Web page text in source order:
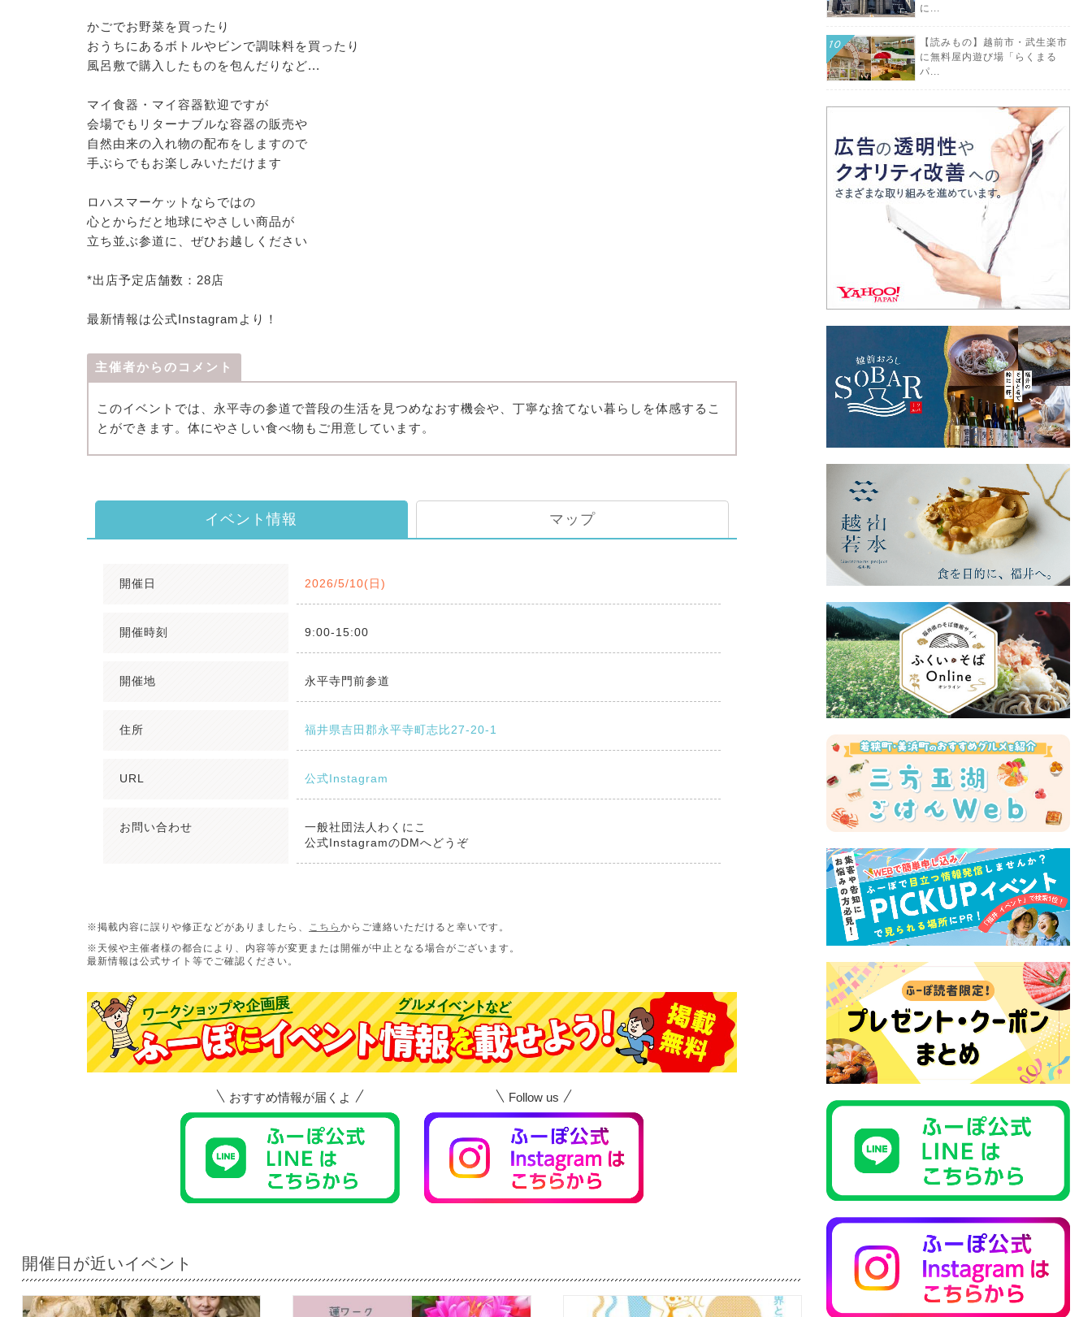
かごでお野菜を買ったり
おうちにあるボトルやビンで調味料を買ったり
風呂敷で購入したものを包んだりなど...
マイ食器・マイ容器歓迎ですが
会場でもリターナブルな容器の販売や
自然由来の入れ物の配布をしますので
手ぶらでもお楽しみいただけます
ロハスマーケットならではの
心とからだと地球にやさしい商品が
立ち並ぶ参道に、ぜひお越しください
*出店予定店舗数：28店
最新情報は公式Instagramより！
主催者からのコメント
このイベントでは、永平寺の参道で普段の生活を見つめなおす機会や、丁寧な捨てない暮らしを体感するこ
とができます。体にやさしい食べ物もご用意しています。
イベント情報 マップ
開催日 2026/5/10(日)
開催時刻 9:00-15:00
開催地 永平寺門前参道
住所 福井県吉田郡永平寺町志比27-20-1
URL 公式Instagram
お問い合わせ
一般社団法人わくにこ
公式InstagramのDMへどうぞ
※掲載内容に誤りや修正などがありましたら、 こちら からご連絡いただけると幸いです。
※天候や主催者様の都合により、内容等が変更または開催が中止となる場合がございます。
最新情報は公式サイト等でご確認ください。
おすすめ情報が届くよ Follow us
開催日が近いイベント
に...
【読みもの】越前市・武生楽市
に無料屋内遊び場「らくまる
パ...